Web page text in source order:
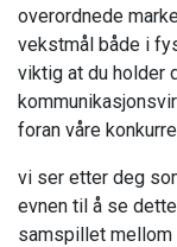
overordnede
vekstmål både i
viktig at du holder
foran våre
vi ser etter deg
evnen til å se
samspillet mellom